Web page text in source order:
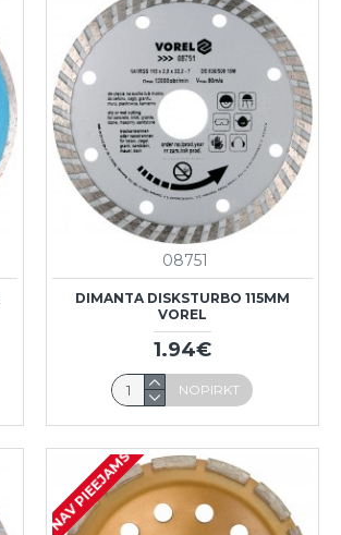
08751
DIMANTA DISKSTURBO 115MM
VOREL
1.94€
NOPIRKT
NAV PIEEJAMS